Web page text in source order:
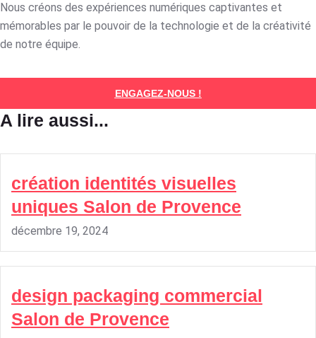
Nous créons des expériences numériques captivantes et
mémorables par le pouvoir de la technologie et de la créativité
de notre équipe.
ENGAGEZ-NOUS !
A lire aussi...
création identités visuelles
uniques Salon de Provence
décembre 19, 2024
design packaging commercial
Salon de Provence